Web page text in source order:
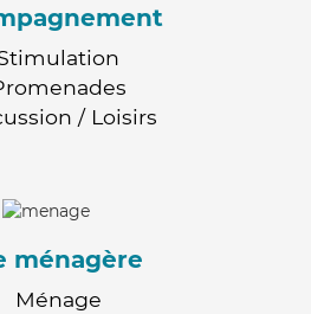
/ Loisirs
ménagère
Ménage